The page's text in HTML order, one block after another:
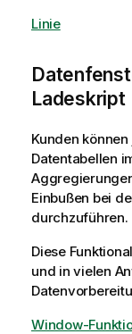
Linie
Ladeskript
Kunden
Datentabellen
Einbußen bei
durchzuführen.
Diese
und in vielen
Window-